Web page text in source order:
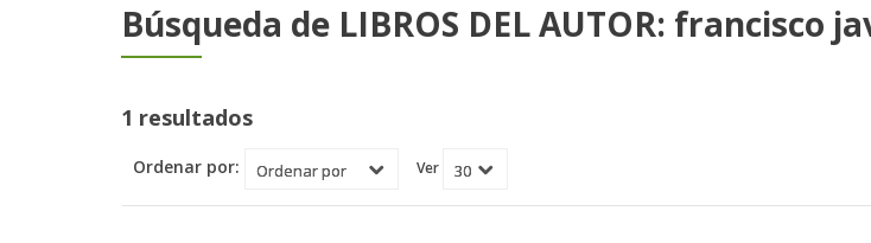
Búsqueda de LIBROS DEL AUTOR: francisco
1 resultados
Ordenar por: Ver